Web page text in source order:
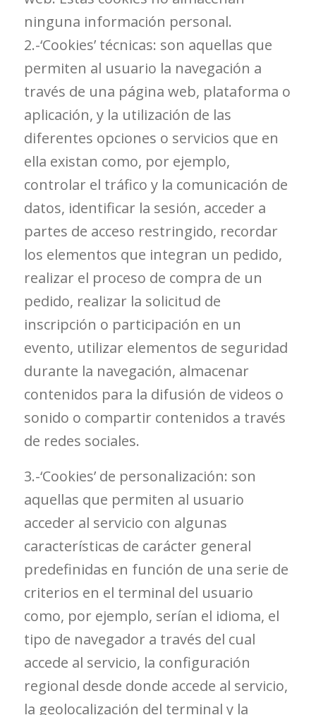
ninguna información personal.
2.-‘Cookies’ técnicas: son aquellas que
permiten al usuario la navegación a
través de una página web, plataforma o
aplicación, y la utilización de las
diferentes opciones o servicios que en
ella existan como, por ejemplo,
controlar el tráfico y la comunicación de
datos, identificar la sesión, acceder a
partes de acceso restringido, recordar
los elementos que integran un pedido,
realizar el proceso de compra de un
pedido, realizar la solicitud de
inscripción o participación en un
evento, utilizar elementos de seguridad
durante la navegación, almacenar
contenidos para la difusión de videos o
sonido o compartir contenidos a través
de redes sociales.
3.-‘Cookies’ de personalización: son
aquellas que permiten al usuario
acceder al servicio con algunas
características de carácter general
predefinidas en función de una serie de
criterios en el terminal del usuario
como, por ejemplo, serían el idioma, el
tipo de navegador a través del cual
accede al servicio, la configuración
regional desde donde accede al servicio,
la geolocalización del terminal y la